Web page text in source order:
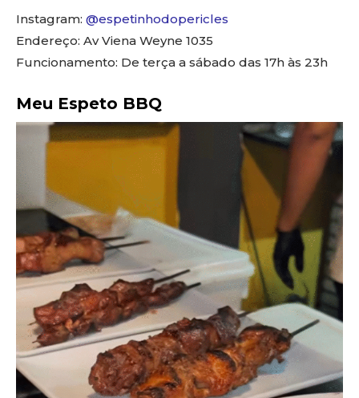
Instagram: @espetinhodopericles
Endereço: Av Viena Weyne 1035
Funcionamento: De terça a sábado das 17h às 23h
Meu Espeto BBQ